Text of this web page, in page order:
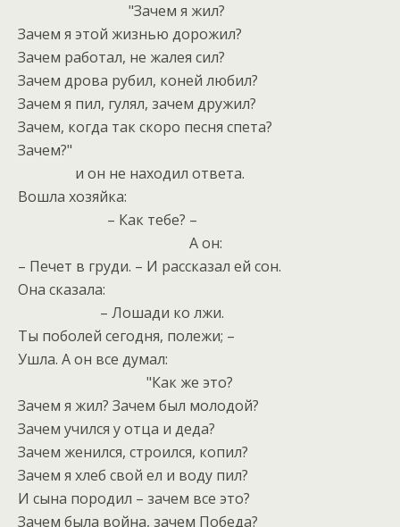
"Зачем я жил?
Зачем я этой жизнью дорожил?
Зачем работал, не жалея сил?
Зачем дрова рубил, коней любил?
Зачем я пил, гулял, зачем дружил?
Зачем, когда так скоро песня спета?
Зачем?"
и он не находил ответа.
Вошла хозяйка:
– Как тебе? –
А он:
– Печет в груди. – И рассказал ей сон.
Она сказала:
– Лошади ко лжи.
Ты поболей сегодня, полежи; –
Ушла. А он все думал:
"Как же это?
Зачем я жил? Зачем был молодой?
Зачем учился у отца и деда?
Зачем женился, строился, копил?
Зачем я хлеб свой ел и воду пил?
И сына породил – зачем все это?
Зачем была война, зачем Победа?